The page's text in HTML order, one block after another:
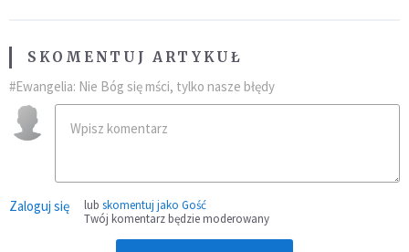
SKOMENTUJ ARTYKUŁ
#Ewangelia: Nie Bóg się mści, tylko nasze błędy
Zaloguj się lub skomentuj jako Gość
Twój komentarz będzie moderowany